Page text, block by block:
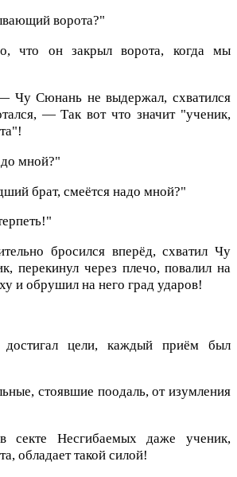
ворота?"
что он закрыл ворота, когда мы
Сюнань не выдержал, схватился
— Так вот что значит "ученик,
мной?"
брат, смеётся надо мной?"
бросился вперёд, схватил Чу
перекинул через плечо, повалил на
и обрушил на него град ударов!
цели, каждый приём был
стоявшие поодаль, от изумления
секте Несгибаемых даже ученик,
обладает такой силой!